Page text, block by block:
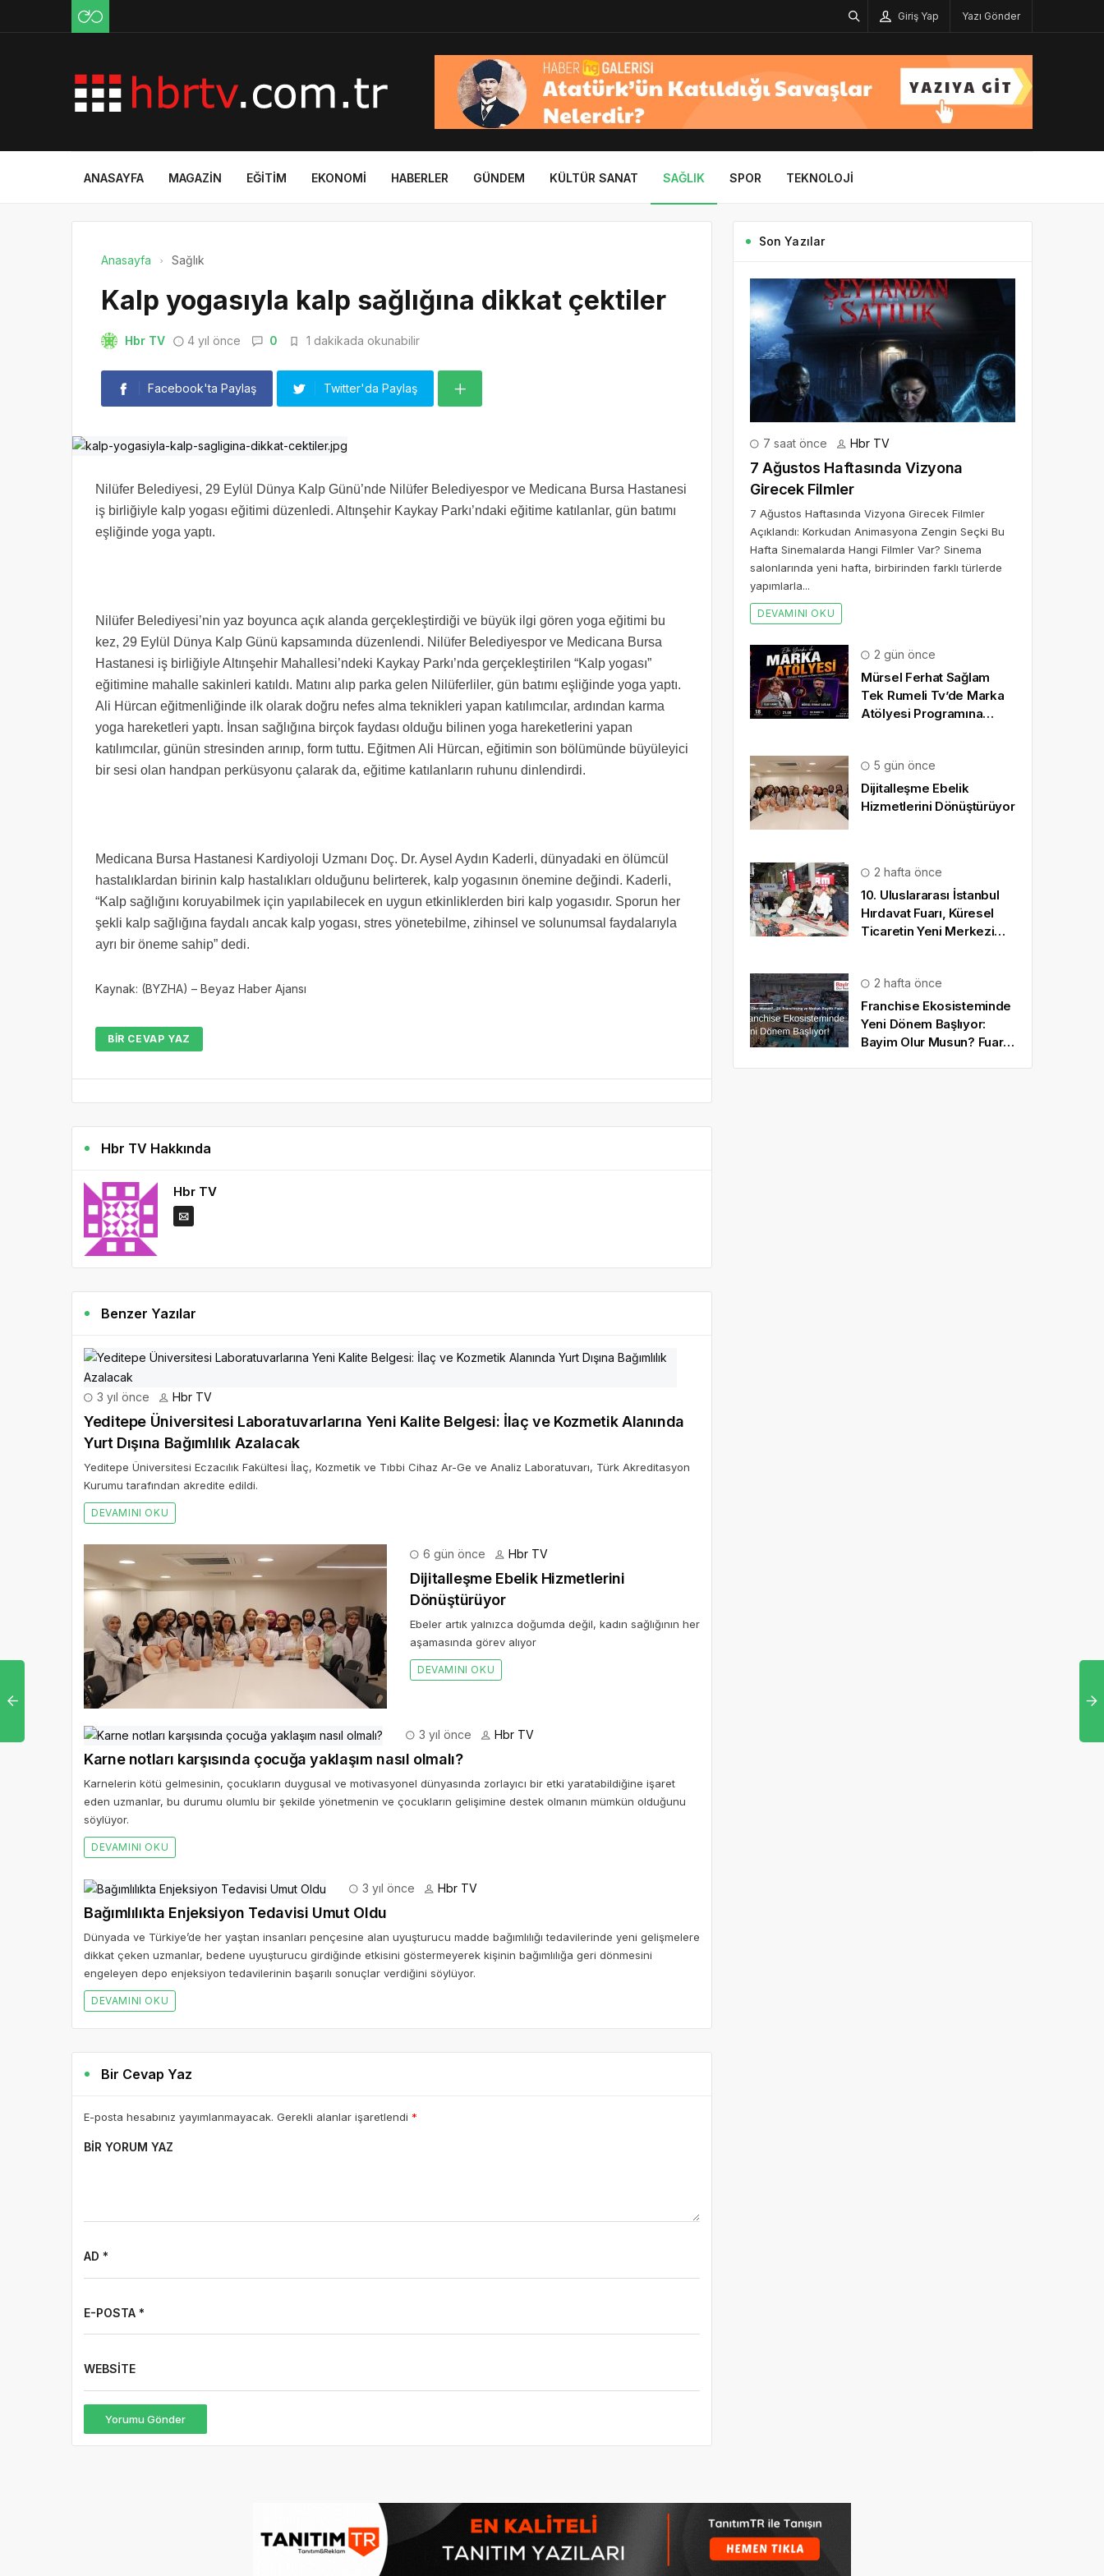
Giriş Yap Yazı Gönder
ANASAYFA MAGAZIN EĞITIM EKONOMI HABERLER GÜNDEM KÜLTÜR SANAT SAĞLIK SPOR TEKNOLOJI
Anasayfa Sağlık
Kalp yogasıyla kalp sağlığına dikkat çektiler
Hbr TV 4 yıl önce 0 1 dakikada okunabilir
Facebook'ta Paylaş Twitter'da Paylaş
Nilüfer Belediyesi, 29 Eylül Dünya Kalp Günü’nde Nilüfer Belediyespor ve Medicana Bursa Hastanesi
iş birliğiyle kalp yogası eğitimi düzenledi. Altınşehir Kaykay Parkı’ndaki eğitime katılanlar, gün batımı
eşliğinde yoga yaptı.
Nilüfer Belediyesi’nin yaz boyunca açık alanda gerçekleştirdiği ve büyük ilgi gören yoga eğitimi bu
kez, 29 Eylül Dünya Kalp Günü kapsamında düzenlendi. Nilüfer Belediyespor ve Medicana Bursa
Hastanesi iş birliğiyle Altınşehir Mahallesi’ndeki Kaykay Parkı’nda gerçekleştirilen “Kalp yogası”
eğitimine mahalle sakinleri katıldı. Matını alıp parka gelen Nilüferliler, gün batımı eşliğinde yoga yaptı.
Ali Hürcan eğitmenliğinde ilk olarak doğru nefes alma teknikleri yapan katılımcılar, ardından karma
yoga hareketleri yaptı. İnsan sağlığına birçok faydası olduğu bilinen yoga hareketlerini yapan
katılımcılar, günün stresinden arınıp, form tuttu. Eğitmen Ali Hürcan, eğitimin son bölümünde büyüleyici
bir sesi olan handpan perküsyonu çalarak da, eğitime katılanların ruhunu dinlendirdi.
Medicana Bursa Hastanesi Kardiyoloji Uzmanı Doç. Dr. Aysel Aydın Kaderli, dünyadaki en ölümcül
hastalıklardan birinin kalp hastalıkları olduğunu belirterek, kalp yogasının önemine değindi. Kaderli,
“Kalp sağlığını koruyabilmek için yapılabilecek en uygun etkinliklerden biri kalp yogasıdır. Sporun her
şekli kalp sağlığına faydalı ancak kalp yogası, stres yönetebilme, zihinsel ve solunumsal faydalarıyla
ayrı bir öneme sahip” dedi.
Kaynak: (BYZHA) – Beyaz Haber Ajansı
BIR CEVAP YAZ
Hbr TV Hakkında
Hbr TV
Benzer Yazılar
3 yıl önce Hbr TV
Yeditepe Üniversitesi Laboratuvarlarına Yeni Kalite Belgesi: İlaç ve Kozmetik Alanında
Yurt Dışına Bağımlılık Azalacak
Yeditepe Üniversitesi Eczacılık Fakültesi İlaç, Kozmetik ve Tıbbi Cihaz Ar-Ge ve Analiz Laboratuvarı, Türk Akreditasyon
Kurumu tarafından akredite edildi.
DEVAMINI OKU
6 gün önce Hbr TV
Dijitalleşme Ebelik Hizmetlerini
Dönüştürüyor
Ebeler artık yalnızca doğumda değil, kadın sağlığının her
aşamasında görev alıyor
DEVAMINI OKU
3 yıl önce Hbr TV
Karne notları karşısında çocuğa yaklaşım nasıl olmalı?
Karnelerin kötü gelmesinin, çocukların duygusal ve motivasyonel dünyasında zorlayıcı bir etki yaratabildiğine işaret
eden uzmanlar, bu durumu olumlu bir şekilde yönetmenin ve çocukların gelişimine destek olmanın mümkün olduğunu
söylüyor.
DEVAMINI OKU
3 yıl önce Hbr TV
Bağımlılıkta Enjeksiyon Tedavisi Umut Oldu
Dünyada ve Türkiye’de her yaştan insanları pençesine alan uyuşturucu madde bağımlılığı tedavilerinde yeni gelişmelere
dikkat çeken uzmanlar, bedene uyuşturucu girdiğinde etkisini göstermeyerek kişinin bağımlılığa geri dönmesini
engeleyen depo enjeksiyon tedavilerinin başarılı sonuçlar verdiğini söylüyor.
DEVAMINI OKU
Bir Cevap Yaz
E-posta hesabınız yayımlanmayacak. Gerekli alanlar işaretlendi *
BIR YORUM YAZ
AD *
E-POSTA *
WEBSITE
Yorumu Gönder
Son Yazılar
7 saat önce Hbr TV
7 Ağustos Haftasında Vizyona
Girecek Filmler
7 Ağustos Haftasında Vizyona Girecek Filmler
Açıklandı: Korkudan Animasyona Zengin Seçki Bu
Hafta Sinemalarda Hangi Filmler Var? Sinema
salonlarında yeni hafta, birbirinden farklı türlerde
yapımlarla...
DEVAMINI OKU
2 gün önce
Mürsel Ferhat Sağlam
Tek Rumeli Tv’de Marka
Atölyesi Programına
5 gün önce
Dijitalleşme Ebelik
Hizmetlerini Dönüştürüyor
2 hafta önce
10. Uluslararası İstanbul
Hırdavat Fuarı, Küresel
Ticaretin Yeni Merkezi
2 hafta önce
Franchise Ekosisteminde
Yeni Dönem Başlıyor:
Bayim Olur Musun? Fuarı